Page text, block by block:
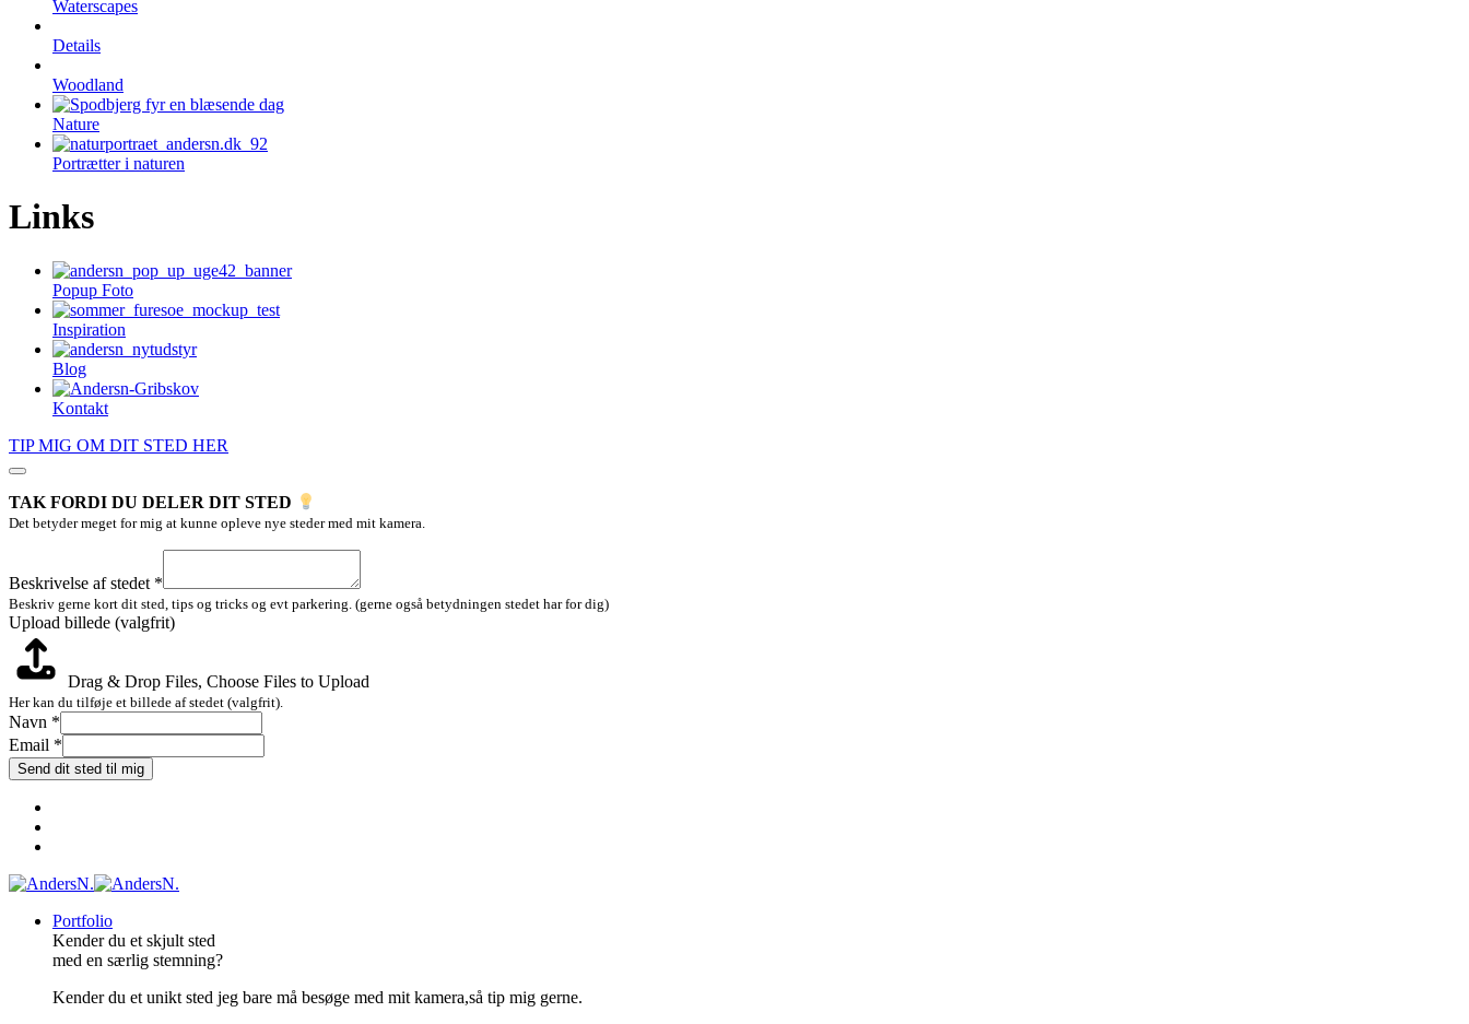
Waterscapes
Details
Woodland
Nature
Portrætter i naturen
Links
Popup Foto
Inspiration
Blog
Kontakt
TIP MIG OM DIT STED HER
TAK FORDI DU DELER DIT STED
Det betyder meget for mig at kunne opleve nye steder med mit kamera.
Layout
stedet
Beskrivelse af stedet *
Beskriv gerne kort dit sted, tips og tricks og evt parkering. (gerne også betydningen stedet har for dig)
Upload billede (valgfrit)
Drag & Drop Files, Choose Files to Upload
Her kan du tilføje et billede af stedet (valgfrit).
Navn *
Email *
Send dit sted til mig
Portfolio
Kender du et skjult sted
med en særlig stemning?
Kender du et unikt sted jeg bare må besøge med mit kamera,så tip mig gerne.